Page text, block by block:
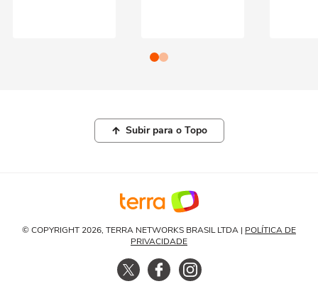
Subir para o Topo
© COPYRIGHT 2026, TERRA NETWORKS BRASIL LTDA | POLÍTICA DE
PRIVACIDADE